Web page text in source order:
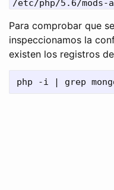
/etc/php/5.6/mods-
Para comprobar que
inspeccionamos la
existen los registros